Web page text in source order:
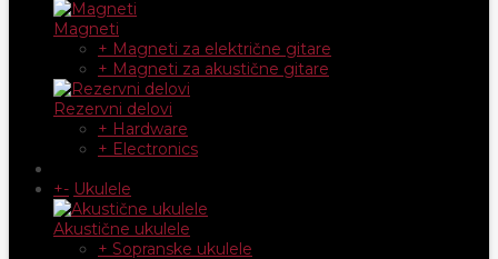
Magneti
+ Magneti za električne gitare
+ Magneti za akustične gitare
Rezervni delovi
+ Hardware
+ Electronics
+- Ukulele
Akustične ukulele
+ Sopranske ukulele